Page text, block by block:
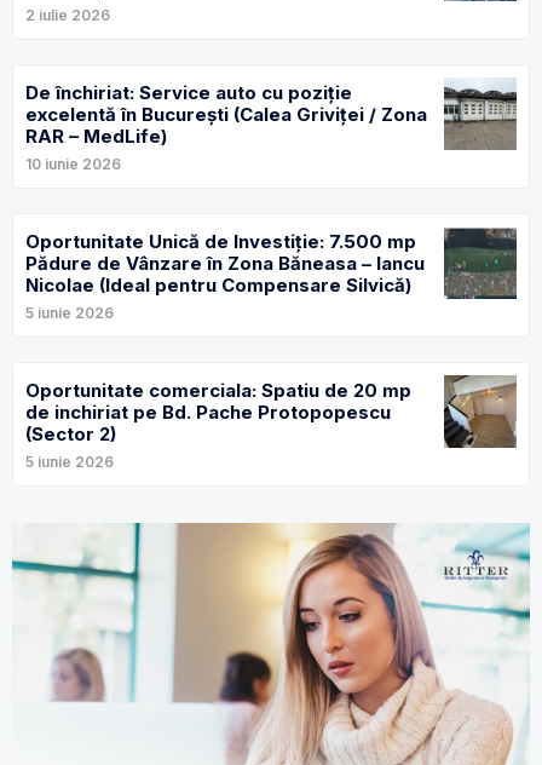
2 iulie 2026
De închiriat: Service auto cu poziție
excelentă în București (Calea Griviței / Zona
RAR – MedLife)
10 iunie 2026
Oportunitate Unică de Investiție: 7.500 mp
Pădure de Vânzare în Zona Băneasa – Iancu
Nicolae (Ideal pentru Compensare Silvică)
5 iunie 2026
Oportunitate comerciala: Spatiu de 20 mp
de inchiriat pe Bd. Pache Protopopescu
(Sector 2)
5 iunie 2026